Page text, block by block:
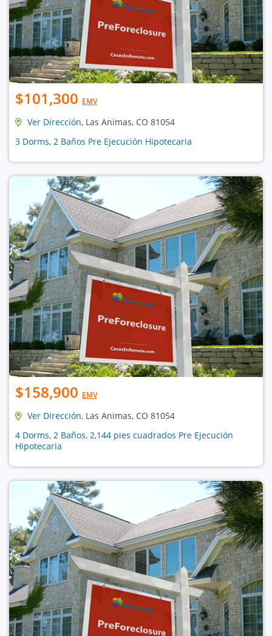
$101,300 EMV
Ver Dirección, Las Animas, CO 81054
3 Dorms, 2 Baños Pre Ejecución Hipotecaria
$158,900 EMV
Ver Dirección, Las Animas, CO 81054
4 Dorms, 2 Baños, 2,144 pies cuadrados Pre Ejecución
Hipotecaria